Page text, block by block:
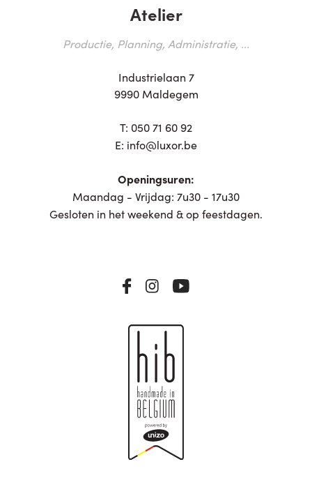
Atelier
Productie, Planning, Administratie, ...
Industrielaan 7
9990 Maldegem
T: 050 71 60 92
E: info@luxor.be
Openingsuren:
Maandag - Vrijdag: 7u30 - 17u30
Gesloten in het weekend & op feestdagen.